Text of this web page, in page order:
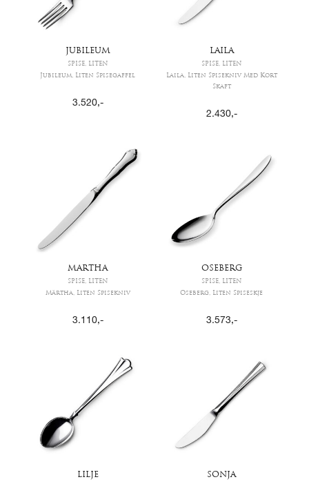
JUBILEUM
SPISE, LITEN
Jubileum, Liten Spisegaffel
3.520,-
LAILA
SPISE, LITEN
Laila, Liten Spisekniv Med Kort
Skaft
2.430,-
MARTHA
SPISE, LITEN
Märtha, Liten Spisekniv
3.110,-
OSEBERG
SPISE, LITEN
Oseberg, Liten Spiseskje
3.573,-
LILJE SONJA